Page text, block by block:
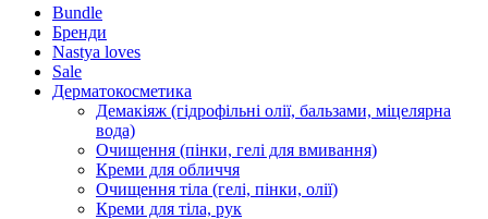
Bundle
Бренди
Nastya loves
Sale
Дерматокосметика
Демакіяж (гідрофільні олії, бальзами, міцелярна
вода)
Очищення (пінки, гелі для вмивання)
Креми для обличчя
Очищення тіла (гелі, пінки, олії)
Креми для тіла, рук